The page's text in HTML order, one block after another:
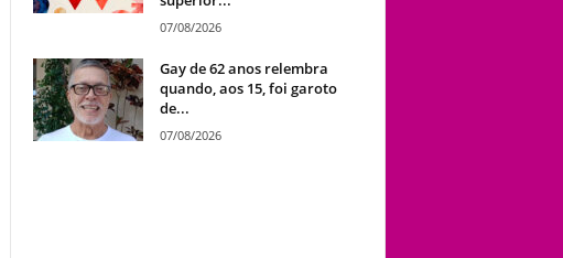
07/08/2026
Gay de 62 anos relembra
quando, aos 15, foi garoto
de...
07/08/2026